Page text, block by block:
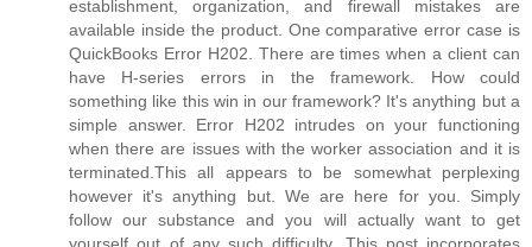
establishment, organization, and firewall mistakes are
available inside the product. One comparative error case is
QuickBooks Error H202. There are times when a client can
have H-series errors in the framework. How could
something like this win in our framework? It's anything but a
simple answer. Error H202 intrudes on your functioning
when there are issues with the worker association and it is
terminated.This all appears to be somewhat perplexing
however it's anything but. We are here for you. Simply
follow our substance and you will actually want to get